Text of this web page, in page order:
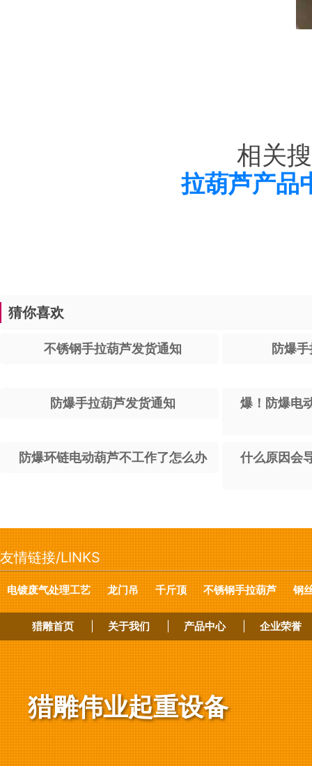
相关搜
拉葫芦产品
猜你喜欢
不锈钢手拉葫芦发货通知 防爆
防爆手拉葫芦发货通知 爆！防爆电
防爆环链电动葫芦不工作了怎么办 什么原因会
友情链接/LINKS
电镀废气处理工艺 龙门吊 千斤顶 不锈钢手拉葫芦 钢
猎雕首页 关于我们 产品中心 企业荣誉
猎雕伟业起重设备